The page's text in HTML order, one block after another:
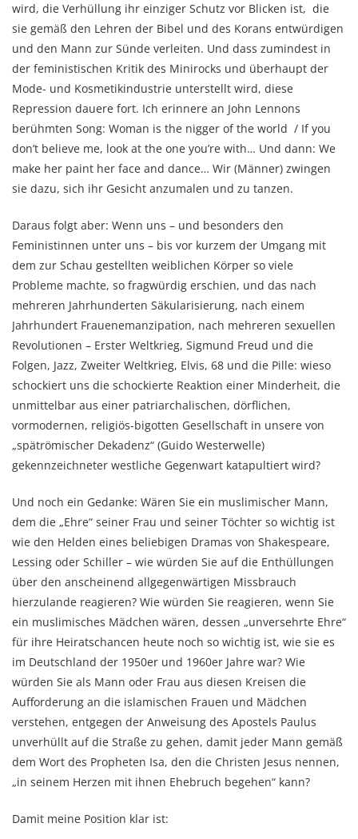
wird, die Verhüllung ihr einziger Schutz vor Blicken ist, die
sie gemäß den Lehren der Bibel und des Korans entwürdigen
und den Mann zur Sünde verleiten. Und dass zumindest in
der feministischen Kritik des Minirocks und überhaupt der
Mode- und Kosmetikindustrie unterstellt wird, diese
Repression dauere fort. Ich erinnere an John Lennons
berühmten Song: Woman is the nigger of the world / If you
don’t believe me, look at the one you’re with… Und dann: We
make her paint her face and dance… Wir (Männer) zwingen
sie dazu, sich ihr Gesicht anzumalen und zu tanzen.
Daraus folgt aber: Wenn uns – und besonders den
Feministinnen unter uns – bis vor kurzem der Umgang mit
dem zur Schau gestellten weiblichen Körper so viele
Probleme machte, so fragwürdig erschien, und das nach
mehreren Jahrhunderten Säkularisierung, nach einem
Jahrhundert Frauenemanzipation, nach mehreren sexuellen
Revolutionen – Erster Weltkrieg, Sigmund Freud und die
Folgen, Jazz, Zweiter Weltkrieg, Elvis, 68 und die Pille: wieso
schockiert uns die schockierte Reaktion einer Minderheit, die
unmittelbar aus einer patriarchalischen, dörflichen,
vormodernen, religiös-bigotten Gesellschaft in unsere von
„spätrömischer Dekadenz“ (Guido Westerwelle)
gekennzeichneter westliche Gegenwart katapultiert wird?
Und noch ein Gedanke: Wären Sie ein muslimischer Mann,
dem die „Ehre“ seiner Frau und seiner Töchter so wichtig ist
wie den Helden eines beliebigen Dramas von Shakespeare,
Lessing oder Schiller – wie würden Sie auf die Enthüllungen
über den anscheinend allgegenwärtigen Missbrauch
hierzulande reagieren? Wie würden Sie reagieren, wenn Sie
ein muslimisches Mädchen wären, dessen „unversehrte Ehre“
für ihre Heiratschancen heute noch so wichtig ist, wie sie es
im Deutschland der 1950er und 1960er Jahre war? Wie
würden Sie als Mann oder Frau aus diesen Kreisen die
Aufforderung an die islamischen Frauen und Mädchen
verstehen, entgegen der Anweisung des Apostels Paulus
unverhüllt auf die Straße zu gehen, damit jeder Mann gemäß
dem Wort des Propheten Isa, den die Christen Jesus nennen,
„in seinem Herzen mit ihnen Ehebruch begehen“ kann?
Damit meine Position klar ist: